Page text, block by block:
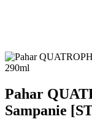
Pahar
Sampanie